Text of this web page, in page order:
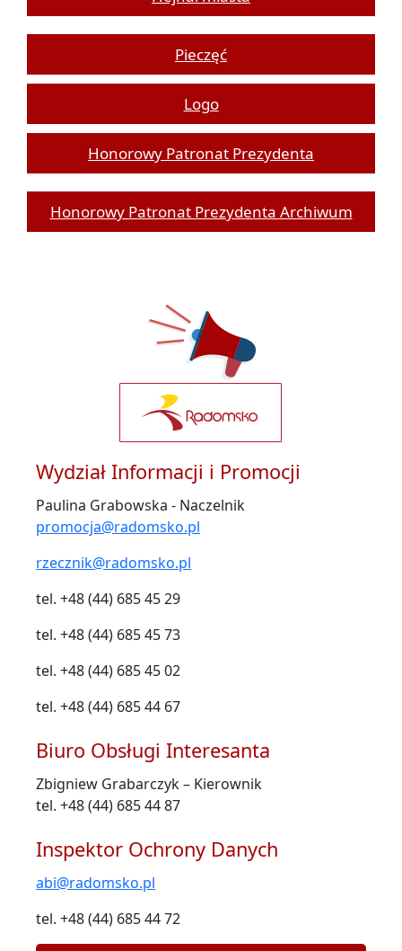
Pieczęć
Logo
Honorowy Patronat Prezydenta
Honorowy Patronat Prezydenta Archiwum
Wydział Informacji i Promocji
Paulina Grabowska - Naczelnik
promocja@radomsko.pl
rzecznik@radomsko.pl
tel. +48 (44) 685 45 29
tel. +48 (44) 685 45 73
tel. +48 (44) 685 45 02
tel. +48 (44) 685 44 67
Biuro Obsługi Interesanta
Zbigniew Grabarczyk – Kierownik
tel. +48 (44) 685 44 87
Inspektor Ochrony Danych
abi@radomsko.pl
tel. +48 (44) 685 44 72